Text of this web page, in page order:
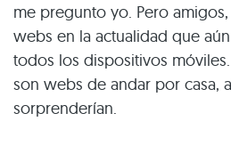
me pregunto yo. Pero
webs en la actualidad que
todos los dispositivos
son webs de andar por casa,
sorprenderían.